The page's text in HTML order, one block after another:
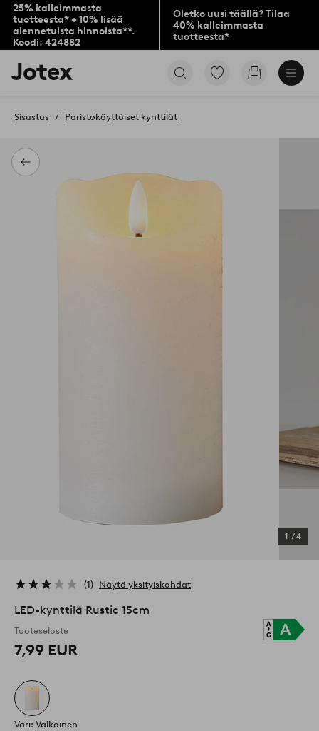
25% kalleimmasta
tuotteesta* + 10% lisää
alennetuista hinnoista**.
Koodi: 424882
Oletko uusi täällä? Tilaa
40% kalleimmasta
tuotteesta*
Jotex-
logo
aloitussivulle
Siirry
Siirry
Takaisin
Sisustus Paristokäyttöiset kynttilät
1 /4
1 Näytä yksityiskohdat
LED-kynttilä Rustic 15cm
Tuoteseloste
7,99 EUR
Väri: Valkoinen